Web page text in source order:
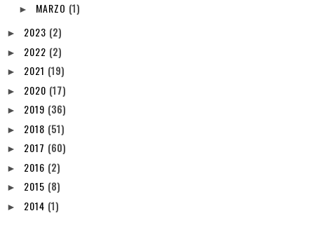
► MARZO (1)
► 2023 (2)
► 2022 (2)
► 2021 (19)
► 2020 (17)
► 2019 (36)
► 2018 (51)
► 2017 (60)
► 2016 (2)
► 2015 (8)
► 2014 (1)